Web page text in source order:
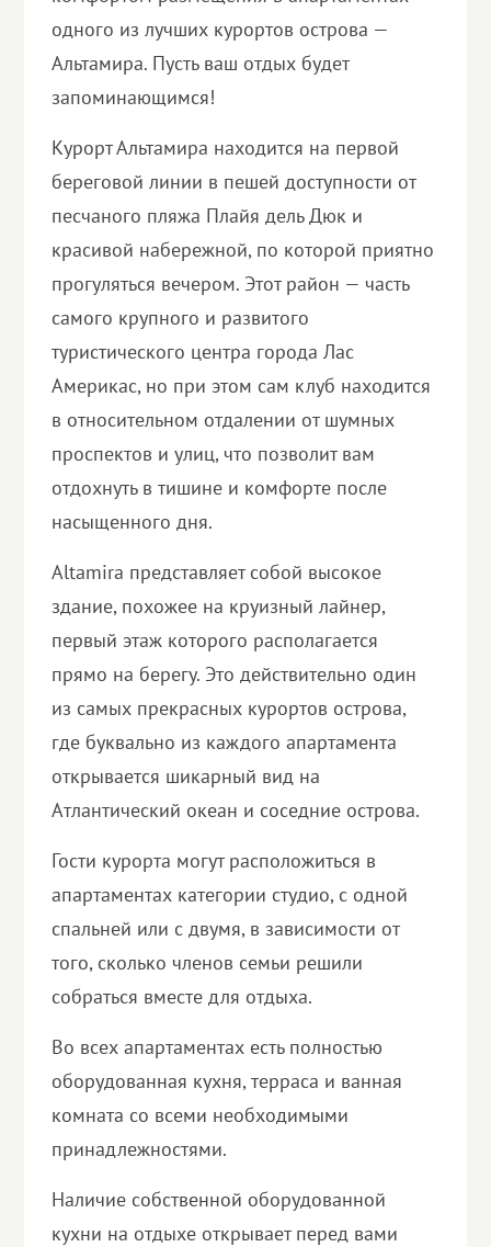
одного из лучших курортов острова —
Альтамира. Пусть ваш отдых будет
запоминающимся!
Курорт Альтамира находится на первой
береговой линии в пешей доступности от
песчаного пляжа Плайя дель Дюк и
красивой набережной, по которой приятно
прогуляться вечером. Этот район — часть
самого крупного и развитого
туристического центра города Лас
Америкас, но при этом сам клуб находится
в относительном отдалении от шумных
проспектов и улиц, что позволит вам
отдохнуть в тишине и комфорте после
насыщенного дня.
Altamira представляет собой высокое
здание, похожее на круизный лайнер,
первый этаж которого располагается
прямо на берегу. Это действительно один
из самых прекрасных курортов острова,
где буквально из каждого апартамента
открывается шикарный вид на
Атлантический океан и соседние острова.
Гости курорта могут расположиться в
апартаментах категории студио, с одной
спальней или с двумя, в зависимости от
того, сколько членов семьи решили
собраться вместе для отдыха.
Во всех апартаментах есть полностью
оборудованная кухня, терраса и ванная
комната со всеми необходимыми
принадлежностями.
Наличие собственной оборудованной
кухни на отдыхе открывает перед вами